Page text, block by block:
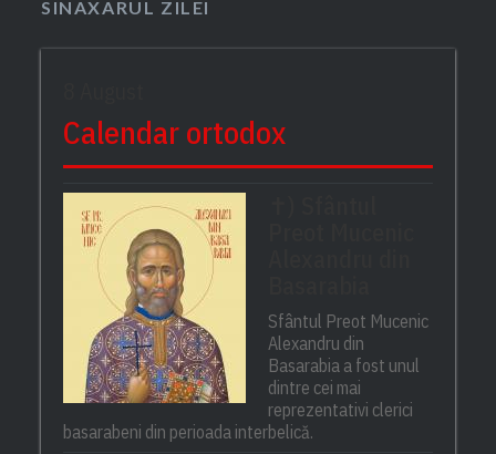
SINAXARUL ZILEI
Calendar ortodox
Sfântul Preot Mucenic
Alexandru din
Basarabia a fost unul
dintre cei mai
reprezentativi clerici
basarabeni din perioada interbelică.